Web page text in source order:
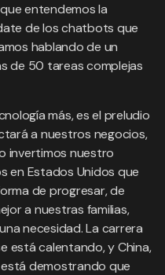
entendemos la
de los chatbots que
hablando de un
de 50 tareas complejas
más, es el preludio
a nuestros negocios,
invertimos nuestro
en Estados Unidos que
de progresar, de
a nuestras familias,
necesidad. La carrera
está calentando, y China,
demostrando que